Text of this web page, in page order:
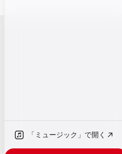
「ミュージック」で開く